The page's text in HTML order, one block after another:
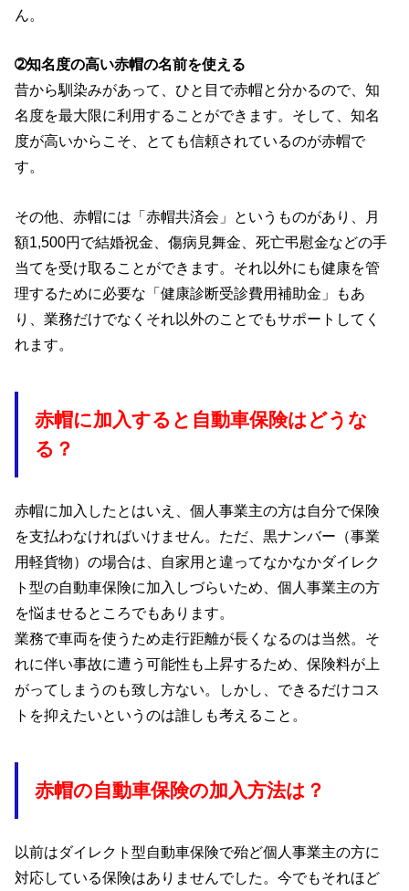
ん。
➁知名度の高い赤帽の名前を使える
昔から馴染みがあって、ひと目で赤帽と分かるので、知
名度を最大限に利用することができます。そして、知名
度が高いからこそ、とても信頼されているのが赤帽で
す。
その他、赤帽には「赤帽共済会」というものがあり、月
額1,500円で結婚祝金、傷病見舞金、死亡弔慰金などの手
当てを受け取ることができます。それ以外にも健康を管
理するために必要な「健康診断受診費用補助金」もあ
り、業務だけでなくそれ以外のことでもサポートしてく
れます。
赤帽に加入すると自動車保険はどうな
る？
赤帽に加入したとはいえ、個人事業主の方は自分で保険
を支払わなければいけません。ただ、黒ナンバー（事業
用軽貨物）の場合は、自家用と違ってなかなかダイレク
ト型の自動車保険に加入しづらいため、個人事業主の方
を悩ませるところでもあります。
業務で車両を使うため走行距離が長くなるのは当然。そ
れに伴い事故に遭う可能性も上昇するため、保険料が上
がってしまうのも致し方ない。しかし、できるだけコス
トを抑えたいというのは誰しも考えること。
赤帽の自動車保険の加入方法は？
以前はダイレクト型自動車保険で殆ど個人事業主の方に
対応している保険はありませんでした。今でもそれほど